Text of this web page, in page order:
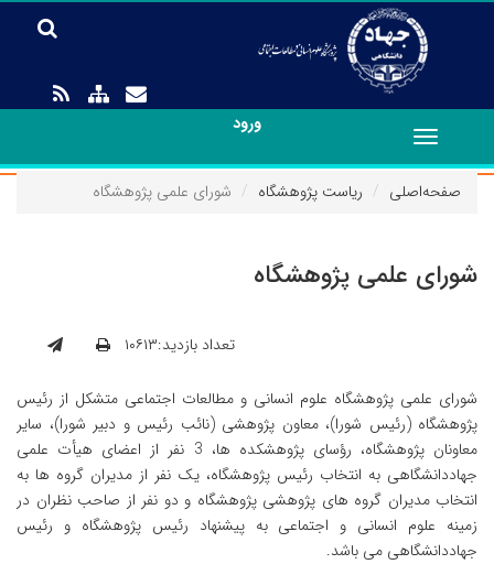
ورود
Toggle
navigation
صفحه‌اصلی
ریاست پژوهشگاه شورای علمی پژوهشگاه
شورای علمی پژوهشگاه
تعداد بازدید:۱۰۶۱۳
شورای علمی پژوهشگاه علوم انسانی و مطالعات اجتماعی متشکل از رئیس
پژوهشگاه (رئیس شورا)، معاون پژوهشی (نائب رئیس و دبیر شورا)، سایر
معاونان پژوهشگاه، رؤسای پژوهشکده ها، 3 نفر از اعضای هیأت علمی
جهاددانشگاهی به انتخاب رئیس پژوهشگاه، یک نفر از مدیران گروه ها به
انتخاب مدیران گروه های پژوهشی پژوهشگاه و دو نفر از صاحب نظران در
زمینه علوم انسانی و اجتماعی به پیشنهاد رئیس پژوهشگاه و رئیس
جهاددانشگاهی می باشد.